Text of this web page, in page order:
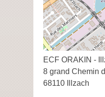
ECF ORAKIN -
8 grand Chemin
68110 Illzach